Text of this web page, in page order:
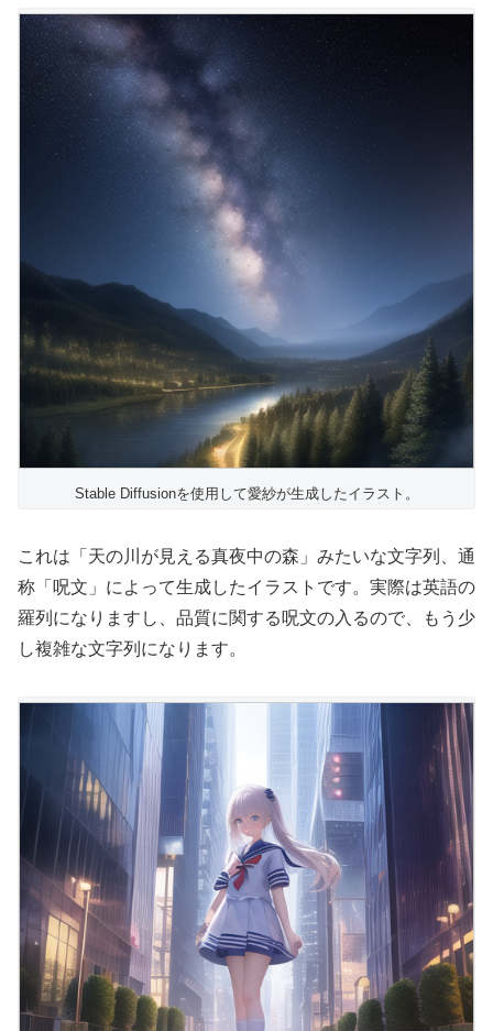
Stable Diffusionを使用して愛紗が生成したイラスト。
これは「天の川が見える真夜中の森」みたいな文字列、通
称「呪文」によって生成したイラストです。実際は英語の
羅列になりますし、品質に関する呪文の入るので、もう少
し複雑な文字列になります。